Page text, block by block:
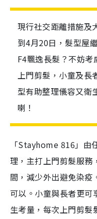
現行社交距離措施及
到4月20日，髮型屋
F4飄逸長髮？不妨
上門剪髮，小童及長
型有助整理儀容又衛
喇！
「Stayhome 816」由
理，主打上門剪髮服務
間，減少外出避免染
可以。小童與長者更
生考量，每次上門剪髮